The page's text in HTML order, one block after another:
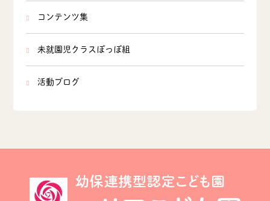
コンテンツ集
未就園児クラスぽっぽ組
活動ブログ